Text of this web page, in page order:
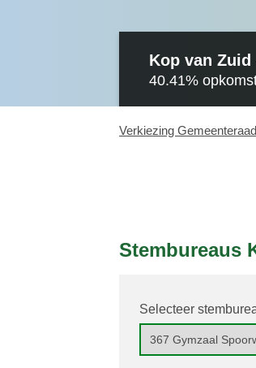
Kop van
40.41%
Verkiezing
Stembureaus
Selecteer